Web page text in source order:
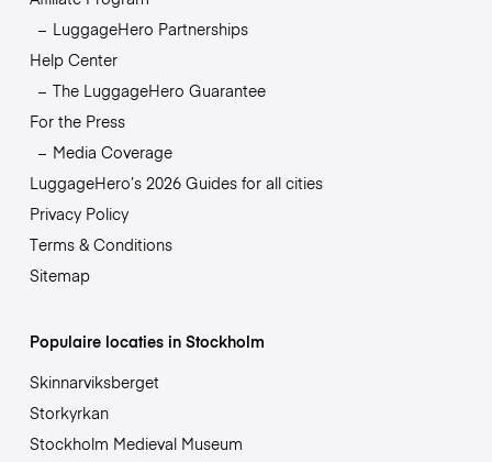
LuggageHero Partnerships
Help Center
The LuggageHero Guarantee
For the Press
Media Coverage
LuggageHero’s 2026 Guides for all cities
Privacy Policy
Terms & Conditions
Sitemap
Populaire locaties in Stockholm
Skinnarviksberget
Storkyrkan
Stockholm Medieval Museum